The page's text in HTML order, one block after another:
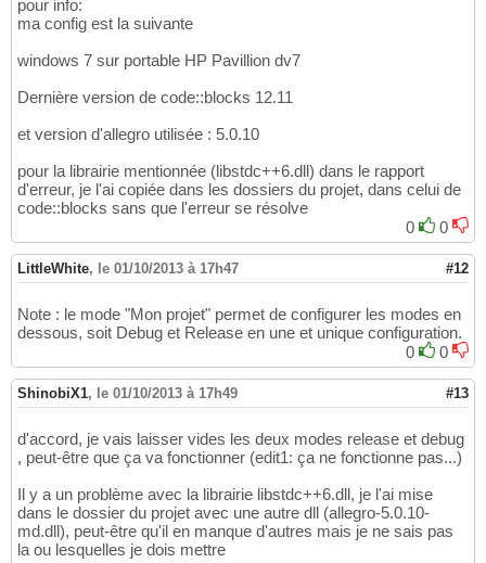
14
15
17
19
21
23
24
25
26
27
28
30
31
33
34
36
37
39
40
41
42
Debugger name and
Error while reading shared library symbols
Error while reading shared library symbols
Error while reading shared library symbols
Error while reading shared library symbols
Error while reading shared library symbols
Error while reading shared library symbols
Error while reading shared library symbols
Error while reading shared library symbols
Error while reading shared library symbols
Error while reading shared library symbols
Error while reading shared library symbols
reading shared library symbols
Error while reading shared library symbols
Error while reading shared library symbols
Error while reading shared library symbols
Error while reading shared library symbols
Error while reading shared library symbols
Error
while reading shared library symbols
Error while reading shared library symbols
Error while reading shared library symbols
Error while reading shared library symbols
Error while reading shared library symbols
pour info:
ma config est la suivante
windows 7 sur portable HP Pavillion dv7
Dernière version de code::blocks 12.11
et version d'allegro utilisée : 5.0.10
pour la librairie mentionnée (libstdc++6.dll) dans le rapport
d'erreur, je l'ai copiée dans les dossiers du projet, dans celui de
code::blocks sans que l'erreur se résolve
0
0
LittleWhite, le 01/10/2013 à 17h47 #12
Note : le mode "Mon projet" permet de configurer les modes en
dessous, soit Debug et Release en une et unique configuration.
0
0
ShinobiX1, le 01/10/2013 à 17h49 #13
d'accord, je vais laisser vides les deux modes release et debug
, peut-être que ça va fonctionner (edit1: ça ne fonctionne pas...)
Il y a un problème avec la librairie libstdc++6.dll, je l'ai mise
dans le dossier du projet avec une autre dll (allegro-5.0.10-
md.dll), peut-être qu'il en manque d'autres mais je ne sais pas
la ou lesquelles je dois mettre